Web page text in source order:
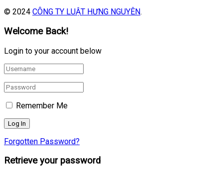
© 2024 CÔNG TY LUẬT HƯNG NGUYÊN.
Welcome Back!
Login to your account below
Remember Me
Forgotten Password?
Retrieve your password